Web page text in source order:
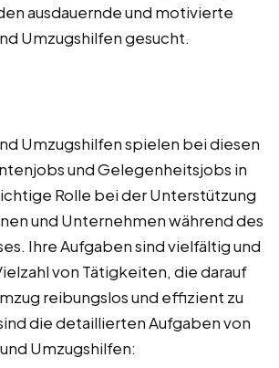
ausdauernde und motivierte
Umzugshilfen gesucht.
Umzugshilfen spielen bei diesen
und Gelegenheitsjobs in
Rolle bei der Unterstützung
und Unternehmen während des
Ihre Aufgaben sind vielfältig und
von Tätigkeiten, die darauf
reibungslos und effizient zu
die detaillierten Aufgaben von
Umzugshilfen: